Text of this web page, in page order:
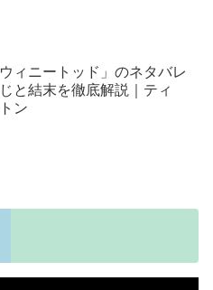
ィニートッド」のネタバレ
と結末を徹底解説｜ティ
ン